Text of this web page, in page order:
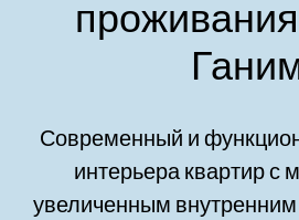
Современный и
интерьера квартир с
увеличенным